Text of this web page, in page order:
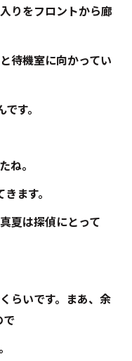
りをフロントから廊
待機室に向かってい
す。
ね。
ます。
夏は探偵にとって
らいです。まあ、余
で